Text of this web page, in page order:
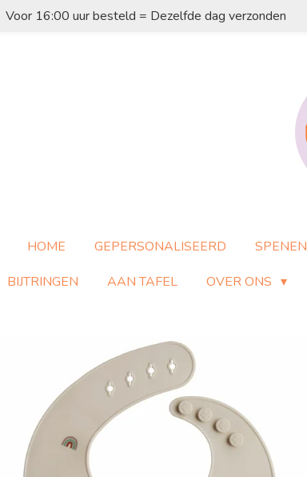
Voor 16:00 uur besteld = Dezelfde dag verzonden
HOME GEPERSONALISEERD SPENEN
BIJTRINGEN
AAN TAFEL OVER ONS